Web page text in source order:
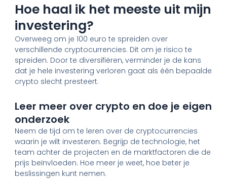
Hoe haal ik het meeste uit mijn
investering?
Overweeg om je 100 euro te spreiden over
verschillende cryptocurrencies. Dit om je risico te
spreiden. Door te diversifiëren, verminder je de kans
dat je hele investering verloren gaat als één bepaalde
crypto slecht presteert.
Leer meer over crypto en doe je eigen
onderzoek
Neem de tijd om te leren over de cryptocurrencies
waarin je wilt investeren. Begrijp de technologie, het
team achter de projecten en de marktfactoren die de
prijs beïnvloeden. Hoe meer je weet, hoe beter je
beslissingen kunt nemen.